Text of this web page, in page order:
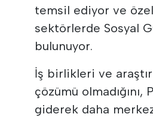
temsil ediyor ve
sektörlerde Sosyal
bulunuyor.
İş birlikleri ve
çözümü
giderek daha